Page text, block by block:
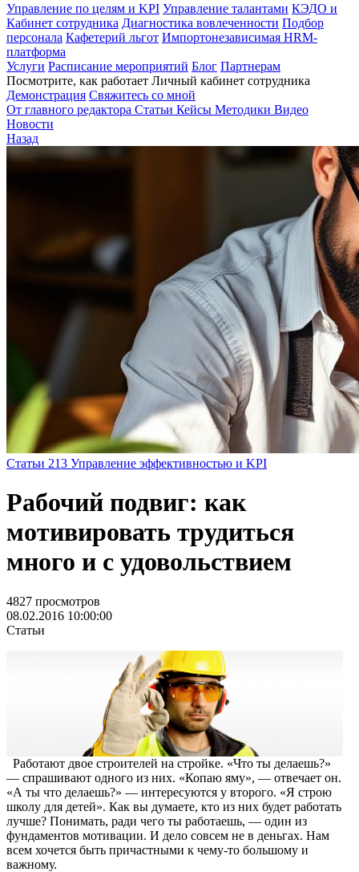
Управление по целям и KPI Управление талантами КЭДО и
Кабинет сотрудника Диагностика вовлеченности Подбор
персонала Кафетерий льгот Импортонезависимая HRM-
платформа
Услуги Расписание мероприятий Блог Партнерам
Посмотрите, как работает Личный кабинет сотрудника
Демонстрация Свяжитесь со мной
От главного редактора Статьи Кейсы Методики Видео
Новости
Назад
Статьи 213 Управление эффективностью и KPI
Рабочий подвиг: как
мотивировать трудиться
много и с удовольствием
4827 просмотров
08.02.2016 10:00:00
Статьи
Работают двое строителей на стройке. «Что ты делаешь?»
— спрашивают одного из них. «Копаю яму», — отвечает он.
«А ты что делаешь?» — интересуются у второго. «Я строю
школу для детей». Как вы думаете, кто из них будет работать
лучше? Понимать, ради чего ты работаешь, — один из
фундаментов мотивации. И дело совсем не в деньгах. Нам
всем хочется быть причастными к чему-то большому и
важному.